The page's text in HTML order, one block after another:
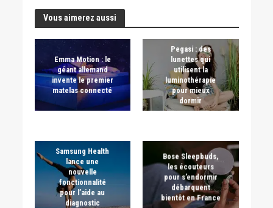
Vous aimerez aussi
Emma Motion : le
géant allemand
invente le premier
matelas connecté
Pegasi : des
lunettes qui
utilisent la
luminothérapie
pour mieux
dormir
Samsung Health
lance une
nouvelle
fonctionnalité
pour l’aide au
diagnostic
Bose Sleepbuds,
les écouteurs
pour s’endormir
débarquent
bientôt en France